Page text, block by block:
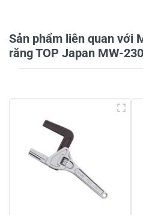
Tiêu đề của nhận xét *
Sản phẩm liên quan với
răng TOP Japan MW-230